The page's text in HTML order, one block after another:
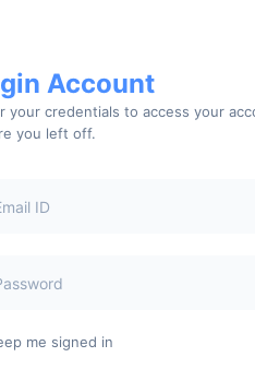
Account
your credentials to access your
you left off.
me signed in